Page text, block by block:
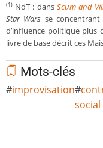
(1) NdT : dans Scum and
Star Wars se
d’influence politique
livre de base décrit ces
Mots-clés
improvisation
social